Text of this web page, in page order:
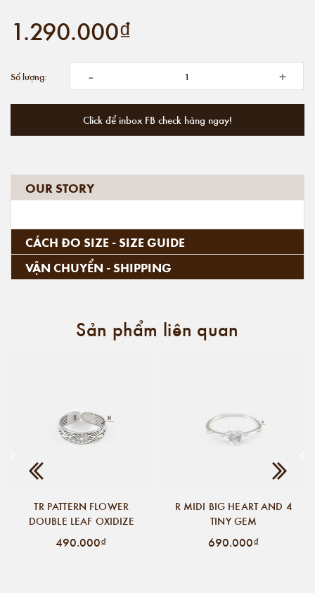
1.290.000₫
Số lượng: - +
Click để inbox FB check hàng ngay!
OUR STORY
CÁCH ĐO SIZE - SIZE GUIDE
VẬN CHUYỂN - SHIPPING
Sản phẩm liên quan
TR PATTERN FLOWER
DOUBLE LEAF OXIDIZE
490.000₫
R MIDI BIG HEART AND 4
TINY GEM
690.000₫